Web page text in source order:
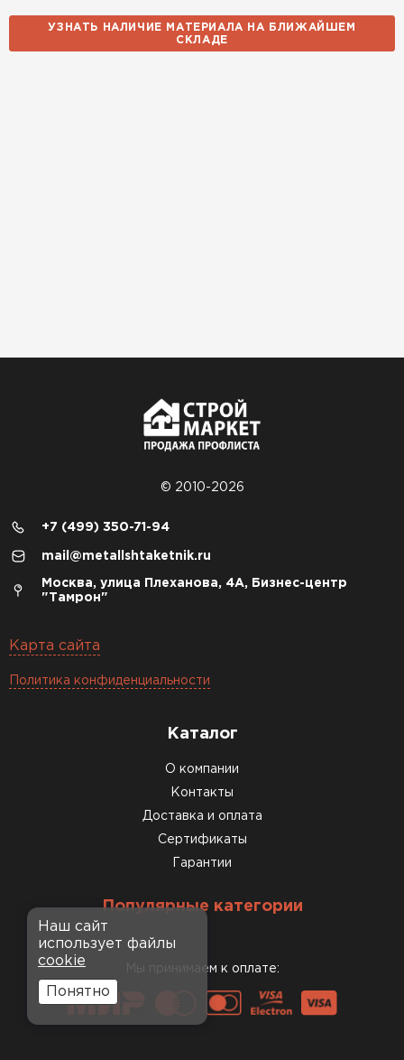
УЗНАТЬ НАЛИЧИЕ МАТЕРИАЛА НА БЛИЖАЙШЕМ
СКЛАДЕ
© 2010-2026
+7 (499) 350-71-94
mail@metallshtaketnik.ru
Москва, улица Плеханова, 4А, Бизнес-центр
"Тамрон"
Карта сайта
Политика конфиденциальности
Каталог
О компании
Контакты
Доставка и оплата
Сертификаты
Гарантии
Популярные категории
Мы принимаем к оплате:
Наш сайт
использует файлы
cookie
Понятно